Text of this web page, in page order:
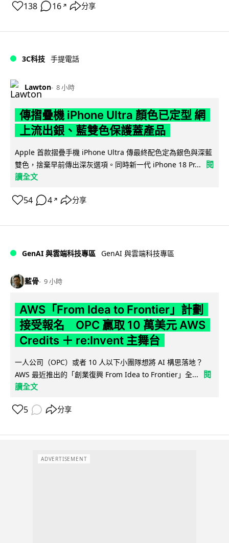
138 16 ↗ 分享
3C科技 手提電話
Lawton 8 小時
傳摺疊機 iPhone Ultra 顏色已定型 網
上流出銀、藍雙色保護蓋產品
Apple 首款摺疊手機 iPhone Ultra 傳最終配色定為銀色與深藍
雙色，捨棄早前傳出深灰選項。同時新一代 iPhone 18 Pr...
閱
讀全文
54 4 ↗ 分享
GenAI 與雲端科技專區 GenAI 與雲端科技專區
藍骨 9 小時
AWS「From Idea to Frontier」計劃
接受報名 OPC 贏取 10 萬美元 AWS
Credits ＋ re:Invent 主舞台
一人公司（OPC）或者 10 人以下小團隊想將 AI 構思落地？
AWS 最近推出的「創業復興 From Idea to Frontier」全...
閱
讀全文
5 分享
ADVERTISEMENT